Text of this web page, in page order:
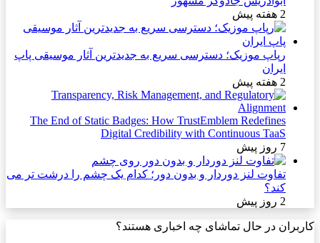
2 هفته پیش
رپاپ موزیک؛ دسترسی سریع به جدیدترین آثار موسیقی پاپ
ایران
2 هفته پیش
The End of Static Badges: How TrustEmblem Redefines
Digital Credibility with Continuous TaaS
7 روز پیش
تفاوت لنز دوردار و بدون دور؛ کدام یک چشم را درشت تر می
کند؟
2 روز پیش
کاربران در حال تماشای چه اخباری هستند؟